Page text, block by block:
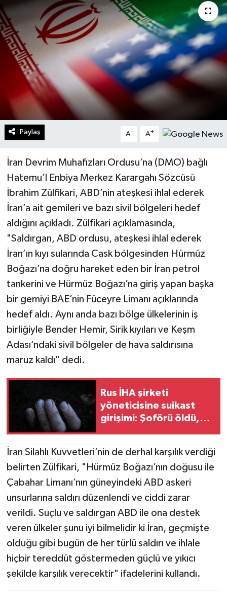
Paylaş A- A+
İran Devrim Muhafızları Ordusu’na (DMO) bağlı
Hatemu’l Enbiya Merkez Karargahı Sözcüsü
İbrahim Zülfikari, ABD’nin ateşkesi ihlal ederek
İran’a ait gemileri ve bazı sivil bölgeleri hedef
aldığını açıkladı. Zülfikari açıklamasında,
"Saldırgan, ABD ordusu, ateşkesi ihlal ederek
İran’ın kıyı sularında Cask bölgesinden Hürmüz
Boğazı’na doğru hareket eden bir İran petrol
tankerini ve Hürmüz Boğazı’na giriş yapan başka
bir gemiyi BAE’nin Füceyre Limanı açıklarında
hedef aldı. Aynı anda bazı bölge ülkelerinin iş
birliğiyle Bender Hemir, Sirik kıyıları ve Keşm
Adası’ndaki sivil bölgeler de hava saldırısına
maruz kaldı" dedi.
Rus İHA şirketi
yöneticisine suikast
girişimi: Şoförü öldü,
İran Silahlı Kuvvetleri’nin de derhal karşılık verdiği
belirten Zülfikari, "Hürmüz Boğazı’nın doğusu ile
Çabahar Limanı’nın güneyindeki ABD askeri
unsurlarına saldırı düzenlendi ve ciddi zarar
verildi. Suçlu ve saldırgan ABD ile ona destek
veren ülkeler şunu iyi bilmelidir ki İran, geçmişte
olduğu gibi bugün de her türlü saldırı ve ihlale
hiçbir tereddüt göstermeden güçlü ve yıkıcı
şekilde karşılık verecektir" ifadelerini kullandı.